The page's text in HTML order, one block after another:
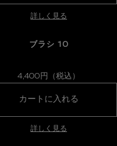
詳しく見る
ブラシ 10
4,400円（税込）
カートに入れる
詳しく見る